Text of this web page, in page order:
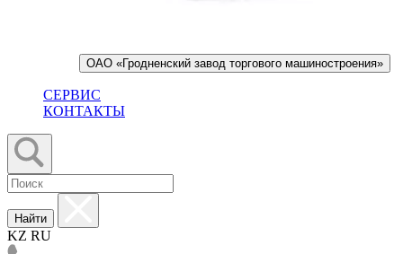
ОАО «Гродненский завод торгового машиностроения»
СЕРВИС
КОНТАКТЫ
Найти
KZ RU